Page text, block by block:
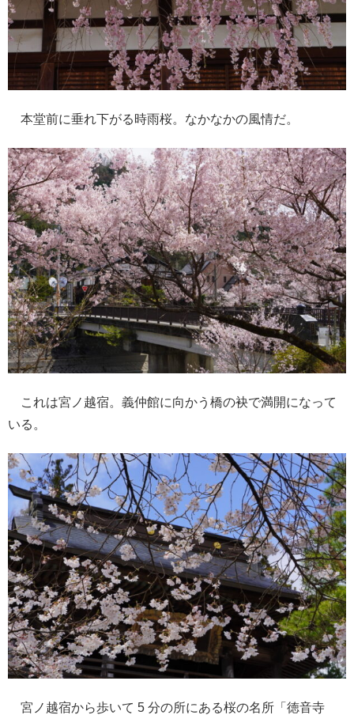
本堂前に垂れ下がる時雨桜。なかなかの風情だ。
これは宮ノ越宿。義仲館に向かう橋の袂で満開になって
いる。
宮ノ越宿から歩いて 5 分の所にある桜の名所「徳音寺